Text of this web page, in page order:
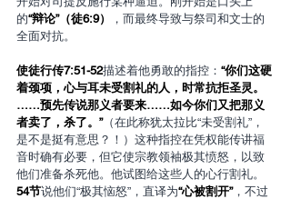
的“辩论”（徒6:9）
，而最终导致与祭司和文士的
全面对抗。
使徒行传7:51-52描述着他勇敢的指控： “你们这硬
着颈项，心与耳未受割礼的人，时常抗拒圣灵。
……预先传说那义者要来……如今你们又把那义
者卖了，杀了。”（在此称犹太拉比“未受割礼”，
是不是挺有意思？！）这种指控在凭权能传讲福
音时确有必要，但它使宗教领袖极其愤怒，以致
他们准备杀死他。他试图给这些人的心行割礼。
54节说他们“极其恼怒”，直译为“心被割开”，不过